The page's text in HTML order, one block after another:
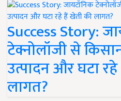
Success Story:
टेक्नोलॉजी से
उत्पादन और घटा
लागत?